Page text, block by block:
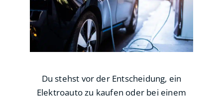
Du stehst vor der Entscheidung, ein
Elektroauto zu kaufen oder bei einem